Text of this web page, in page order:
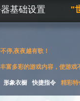
基础设置 "
停,夜夜越有歌！
丰富多彩的游戏内容，使游戏
形象衣橱 快捷指令 精彩特